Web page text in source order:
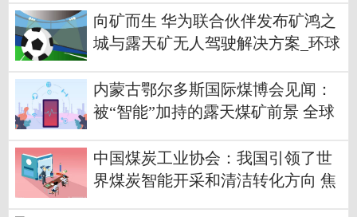
向矿而生 华为联合伙伴发布矿鸿之
城与露天矿无人驾驶解决方案_环球
内蒙古鄂尔多斯国际煤博会见闻：
被“智能”加持的露天煤矿前景 全球
中国煤炭工业协会：我国引领了世
界煤炭智能开采和清洁转化方向 焦